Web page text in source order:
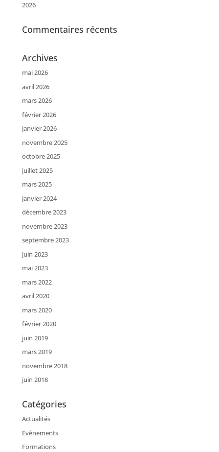
2026
Commentaires récents
Archives
mai 2026
avril 2026
mars 2026
février 2026
janvier 2026
novembre 2025
octobre 2025
juillet 2025
mars 2025
janvier 2024
décembre 2023
novembre 2023
septembre 2023
juin 2023
mai 2023
mars 2022
avril 2020
mars 2020
février 2020
juin 2019
mars 2019
novembre 2018
juin 2018
Catégories
Actualités
Evènements
Formations